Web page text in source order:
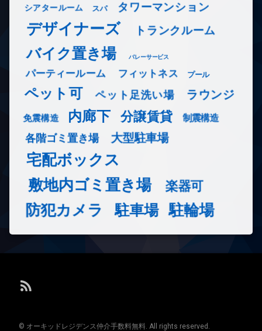
シアタールーム スパ タワーマンション
デザイナーズ トランクルーム
バイク置き場 バレーサービス
パーティールーム フィットネス プール
ペット可 ペット足洗い場 ラウンジ
免震構造 内廊下 分譲賃貸 制震構造
各階ゴミ置き場 大型駐車場
宅配ボックス
敷地内ゴミ置き場
楽器可
防犯カメラ 駐車場 駐輪場
RSS
© オーキッドレジデンス仲介手数料無料. All rights reserved.